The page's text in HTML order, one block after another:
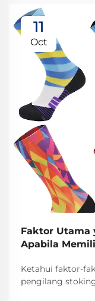
11
Oct
Faktor Utama
Apabila
Ketahui faktor-
pengilang